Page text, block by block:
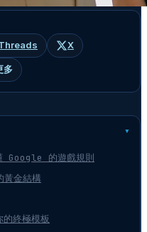
X
多
Google 的遊戲規則
金結構
終極模板